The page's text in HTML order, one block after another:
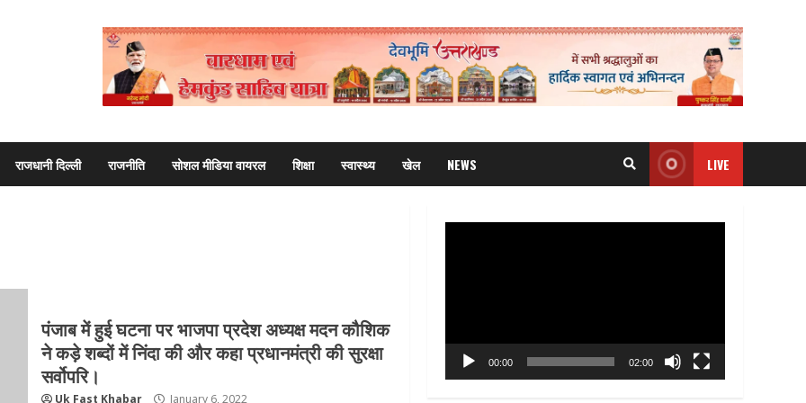
राजधानी दिल्ली राजनीति सोशल मीडिया वायरल शिक्षा स्वास्थ्य खेल NEWS LIVE
पंजाब में हुई घटना पर भाजपा प्रदेश अध्यक्ष मदन कौशिक
ने कड़े शब्दों में निंदा की और कहा प्रधानमंत्री की सुरक्षा
सर्वोपरि।
Uk Fast Khabar January 6, 2022
00:00 02:00